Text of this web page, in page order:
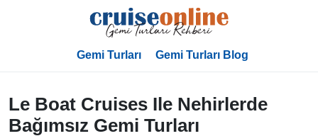
Gemi Turları Gemi Turları Blog
Le Boat Cruises Ile Nehirlerde
Bağımsız Gemi Turları